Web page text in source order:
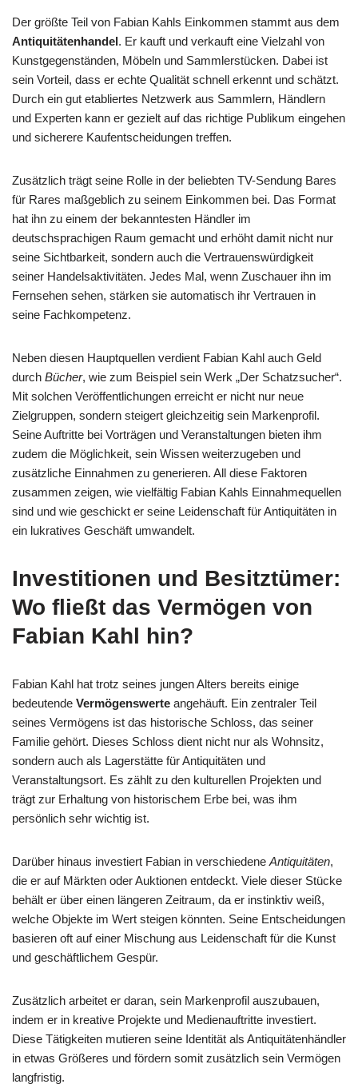
Der größte Teil von Fabian Kahls Einkommen stammt aus dem
Antiquitätenhandel. Er kauft und verkauft eine Vielzahl von
Kunstgegenständen, Möbeln und Sammlerstücken. Dabei ist
sein Vorteil, dass er echte Qualität schnell erkennt und schätzt.
Durch ein gut etabliertes Netzwerk aus Sammlern, Händlern
und Experten kann er gezielt auf das richtige Publikum eingehen
und sicherere Kaufentscheidungen treffen.
Zusätzlich trägt seine Rolle in der beliebten TV-Sendung Bares
für Rares maßgeblich zu seinem Einkommen bei. Das Format
hat ihn zu einem der bekanntesten Händler im
deutschsprachigen Raum gemacht und erhöht damit nicht nur
seine Sichtbarkeit, sondern auch die Vertrauenswürdigkeit
seiner Handelsaktivitäten. Jedes Mal, wenn Zuschauer ihn im
Fernsehen sehen, stärken sie automatisch ihr Vertrauen in
seine Fachkompetenz.
Neben diesen Hauptquellen verdient Fabian Kahl auch Geld
durch Bücher, wie zum Beispiel sein Werk „Der Schatzsucher“.
Mit solchen Veröffentlichungen erreicht er nicht nur neue
Zielgruppen, sondern steigert gleichzeitig sein Markenprofil.
Seine Auftritte bei Vorträgen und Veranstaltungen bieten ihm
zudem die Möglichkeit, sein Wissen weiterzugeben und
zusätzliche Einnahmen zu generieren. All diese Faktoren
zusammen zeigen, wie vielfältig Fabian Kahls Einnahmequellen
sind und wie geschickt er seine Leidenschaft für Antiquitäten in
ein lukratives Geschäft umwandelt.
Investitionen und Besitztümer:
Wo fließt das Vermögen von
Fabian Kahl hin?
Fabian Kahl hat trotz seines jungen Alters bereits einige
bedeutende Vermögenswerte angehäuft. Ein zentraler Teil
seines Vermögens ist das historische Schloss, das seiner
Familie gehört. Dieses Schloss dient nicht nur als Wohnsitz,
sondern auch als Lagerstätte für Antiquitäten und
Veranstaltungsort. Es zählt zu den kulturellen Projekten und
trägt zur Erhaltung von historischem Erbe bei, was ihm
persönlich sehr wichtig ist.
Darüber hinaus investiert Fabian in verschiedene Antiquitäten,
die er auf Märkten oder Auktionen entdeckt. Viele dieser Stücke
behält er über einen längeren Zeitraum, da er instinktiv weiß,
welche Objekte im Wert steigen könnten. Seine Entscheidungen
basieren oft auf einer Mischung aus Leidenschaft für die Kunst
und geschäftlichem Gespür.
Zusätzlich arbeitet er daran, sein Markenprofil auszubauen,
indem er in kreative Projekte und Medienauftritte investiert.
Diese Tätigkeiten mutieren seine Identität als Antiquitätenhändler
in etwas Größeres und fördern somit zusätzlich sein Vermögen
langfristig.